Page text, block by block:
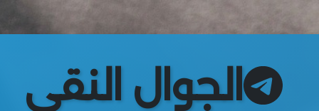
الجوال النقي